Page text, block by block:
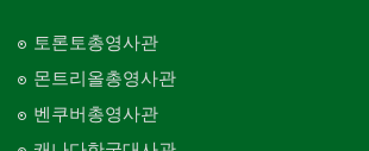
토론토총영사관
몬트리올총영사관
벤쿠버총영사관